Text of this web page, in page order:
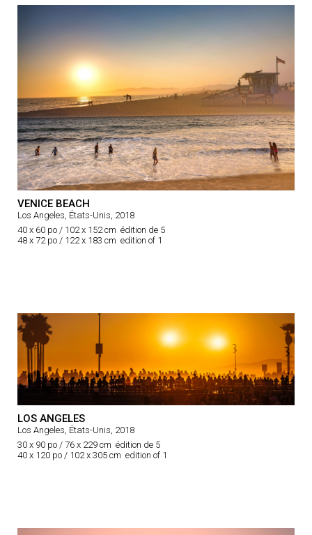
VENICE BEACH
Los Angeles, États-Unis, 2018
40 x 60 po / 102 x 152 cm édition de 5
48 x 72 po / 122 x 183 cm edition of 1
LOS ANGELES
Los Angeles, États-Unis, 2018
30 x 90 po / 76 x 229 cm édition de 5
40 x 120 po / 102 x 305 cm edition of 1